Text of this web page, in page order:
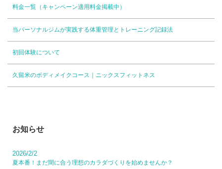
料金一覧（キャンペーン適用料金掲載中）
当パーソナルジムが実践する体重管理とトレーニング記録法
初回体験について
久留米のボディメイクコース｜ニックスフィットネス
お知らせ
2026/2/2
夏本番！まだ間に合う理想のカラダづくりを始めませんか？